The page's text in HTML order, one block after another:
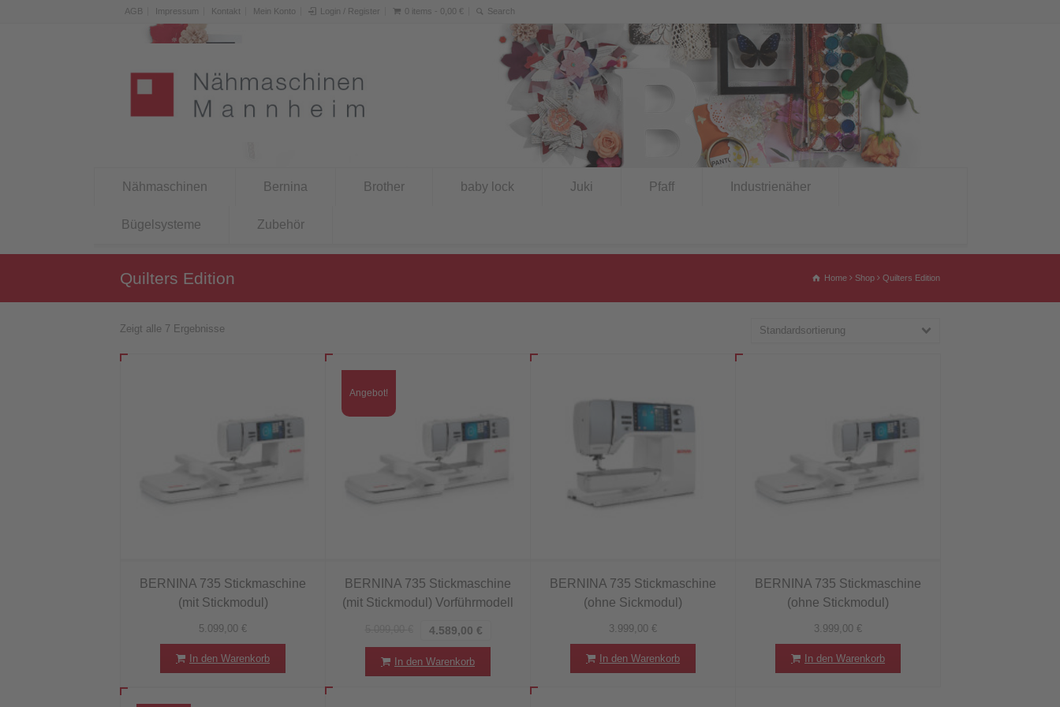
AGB Impressum Kontakt Mein Konto Login / Register 0 items - 0,00 €
Nähmaschinen Bernina Brother baby lock Juki Pfaff Industrienäher
Bügelsysteme Zubehör
Quilters Edition Home Shop Quilters Edition
Zeigt alle 7 Ergebnisse Standardsortierung
BERNINA 735 Stickmaschine
(mit Stickmodul)
5.099,00 €
In den Warenkorb
Angebot!
BERNINA 735 Stickmaschine
(mit Stickmodul) Vorführmodell
4.589,00 €
In den Warenkorb
BERNINA 735 Stickmaschine
(ohne Sickmodul)
3.999,00 €
In den Warenkorb
BERNINA 735 Stickmaschine
(ohne Stickmodul)
3.999,00 €
In den Warenkorb